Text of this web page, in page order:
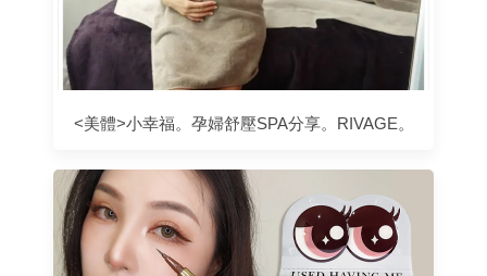
<美體>小幸福。孕婦舒壓SPA分享。RIVAGE。